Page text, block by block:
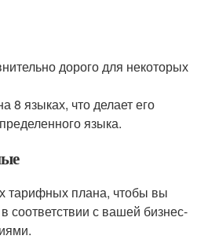
дорого для некоторых
8 языках, что делает его
языка.
тарифных плана, чтобы вы
соответствии с вашей бизнес-